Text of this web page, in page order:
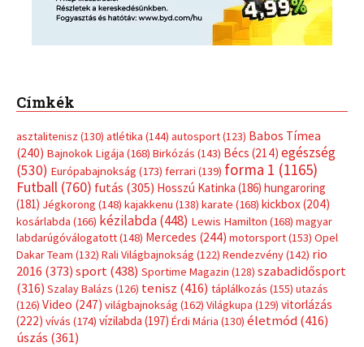
Címkék
asztalitenisz (130) atlétika (144) autosport(123) Babos Tímea
(240) Bajnokok Ligája (168) Birkózás (143) Bécs (214) egészség
(530) Európabajnokság (173) ferrari (139) forma 1 (1165)
Futball (760) futás (305) Hosszú Katinka (186) hungaroring
(181) Jégkorong (148) kajakkenu (138) karate (168) kickbox(204)
kosárlabda (166) kézilabda(448) Lewis Hamilton (168) magyar
labdarúgóválogatott(148) Mercedes (244) motorsport(153) Opel
Dakar Team (132) Rali Világbajnokság (122) Rendezvény(142) rio
2016 (373) sport(438) Sportime Magazin (128) szabadidősport
(316) Szalay Balázs (126) tenisz (416) táplálkozás (155) utazás
(126) Video (247) világbajnokság (162) Világkupa (129) vitorlázás
(222) vívás (174) vízilabda (197) Érdi Mária (130) életmód(416)
úszás (361)